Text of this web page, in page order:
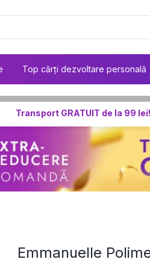
Top cărți dezvoltare personală
Transport GRATUIT de la 99 lei!
Emmanuelle